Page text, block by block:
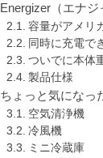
Energizer（エナ
容量がアメリ
同時に充電で
ついでに本体
製品仕様
ちょっと気になっ
空気清浄機
冷風機
ミニ冷蔵庫